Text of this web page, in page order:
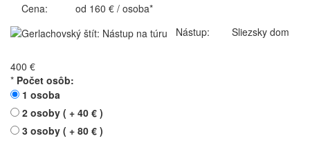
Cena: od 160 € / osoba*
Nástup: Sliezsky dom
400 €
* Počet osôb:
1 osoba
2 osoby ( + 40 € )
3 osoby ( + 80 € )